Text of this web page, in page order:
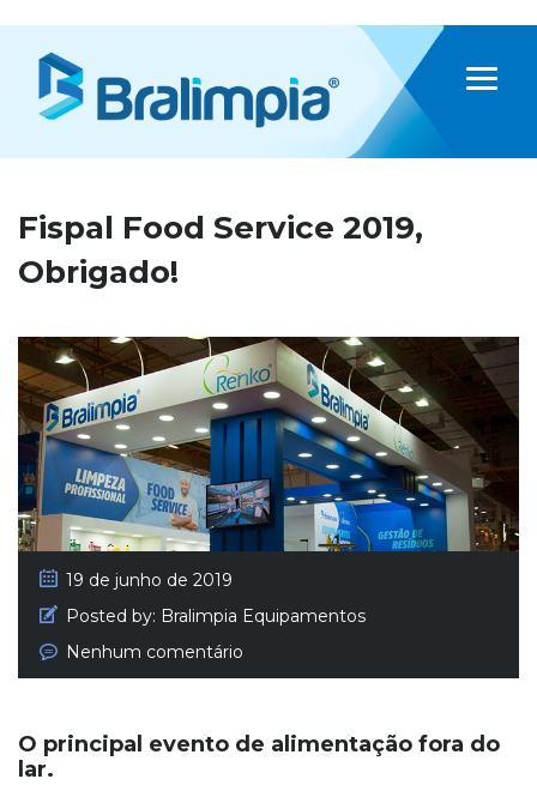
Fispal Food Service 2019,
Obrigado!
19 de junho de 2019
Posted by: Bralimpia Equipamentos
Nenhum comentário
O principal evento de alimentação fora do
lar.